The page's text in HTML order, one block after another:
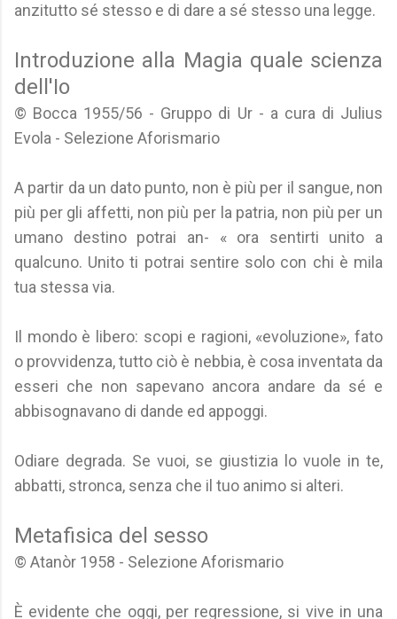
anzitutto sé stesso e di dare a sé stesso una legge.
Introduzione alla Magia quale scienza
dell'Io
© Bocca 1955/56 - Gruppo di Ur - a cura di Julius
Evola - Selezione Aforismario
A partir da un dato punto, non è più per il sangue, non
più per gli affetti, non più per la patria, non più per un
umano destino potrai an- « ora sentirti unito a
qualcuno. Unito ti potrai sentire solo con chi è mila
tua stessa via.
Il mondo è libero: scopi e ragioni, «evoluzione», fato
o provvidenza, tutto ciò è nebbia, è cosa inventata da
esseri che non sapevano ancora andare da sé e
abbisognavano di dande ed appoggi.
Odiare degrada. Se vuoi, se giustizia lo vuole in te,
abbatti, stronca, senza che il tuo animo si alteri.
Metafisica del sesso
© Atanòr 1958 - Selezione Aforismario
È evidente che oggi, per regressione, si vive in una